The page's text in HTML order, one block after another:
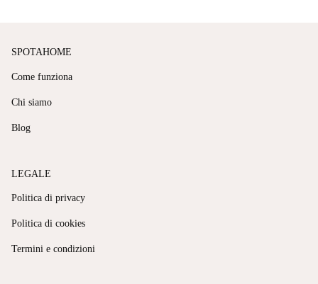
SPOTAHOME
Come funziona
Chi siamo
Blog
LEGALE
Politica di privacy
Politica di cookies
Termini e condizioni